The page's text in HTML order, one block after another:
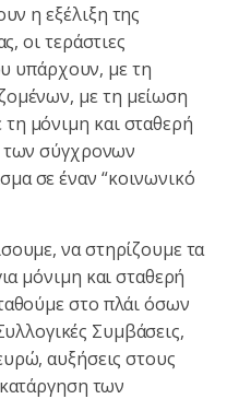
η εξέλιξη της
οι τεράστιες
υπάρχουν, με τη
με τη μείωση
τη μόνιμη και σταθερή
των σύγχρονων
σε έναν “κοινωνικό
να στηρίζουμε τα
μόνιμη και σταθερή
στο πλάι όσων
Συμβάσεις,
αυξήσεις στους
των